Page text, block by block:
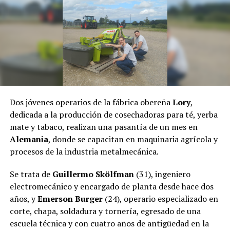
Quemado II, quienes desde sus orígenes conviven de
manera armónica con el medio ambiente y hoy son los
principales guardianes de la selva misionera.
El pasado jueves, el fiscalHéctor Simón
, a través de la
Fiscalía de Instrucción Uno de Puerto Rico dictaminó
dejar sin efecto eldesalojo,por lo que las familias
regresaron a la comunidad.
Dos jóvenes operarios de la fábrica obereñaLory,
dedicada a la producción de cosechadoras para té, yerba
mate y tabaco, realizan una pasantía de un mes en
Alemania, donde se capacitan en maquinaria agrícola y
procesos de la industria metalmecánica.
Se trata de Guillermo Skölfman(31), ingeniero
electromecánico y encargado de planta desde hace dos
años, yEmerson Burger(24), operario especializado en
corte, chapa, soldadura y tornería, egresado de una
escuela técnica y con cuatro años de antigüedad en la